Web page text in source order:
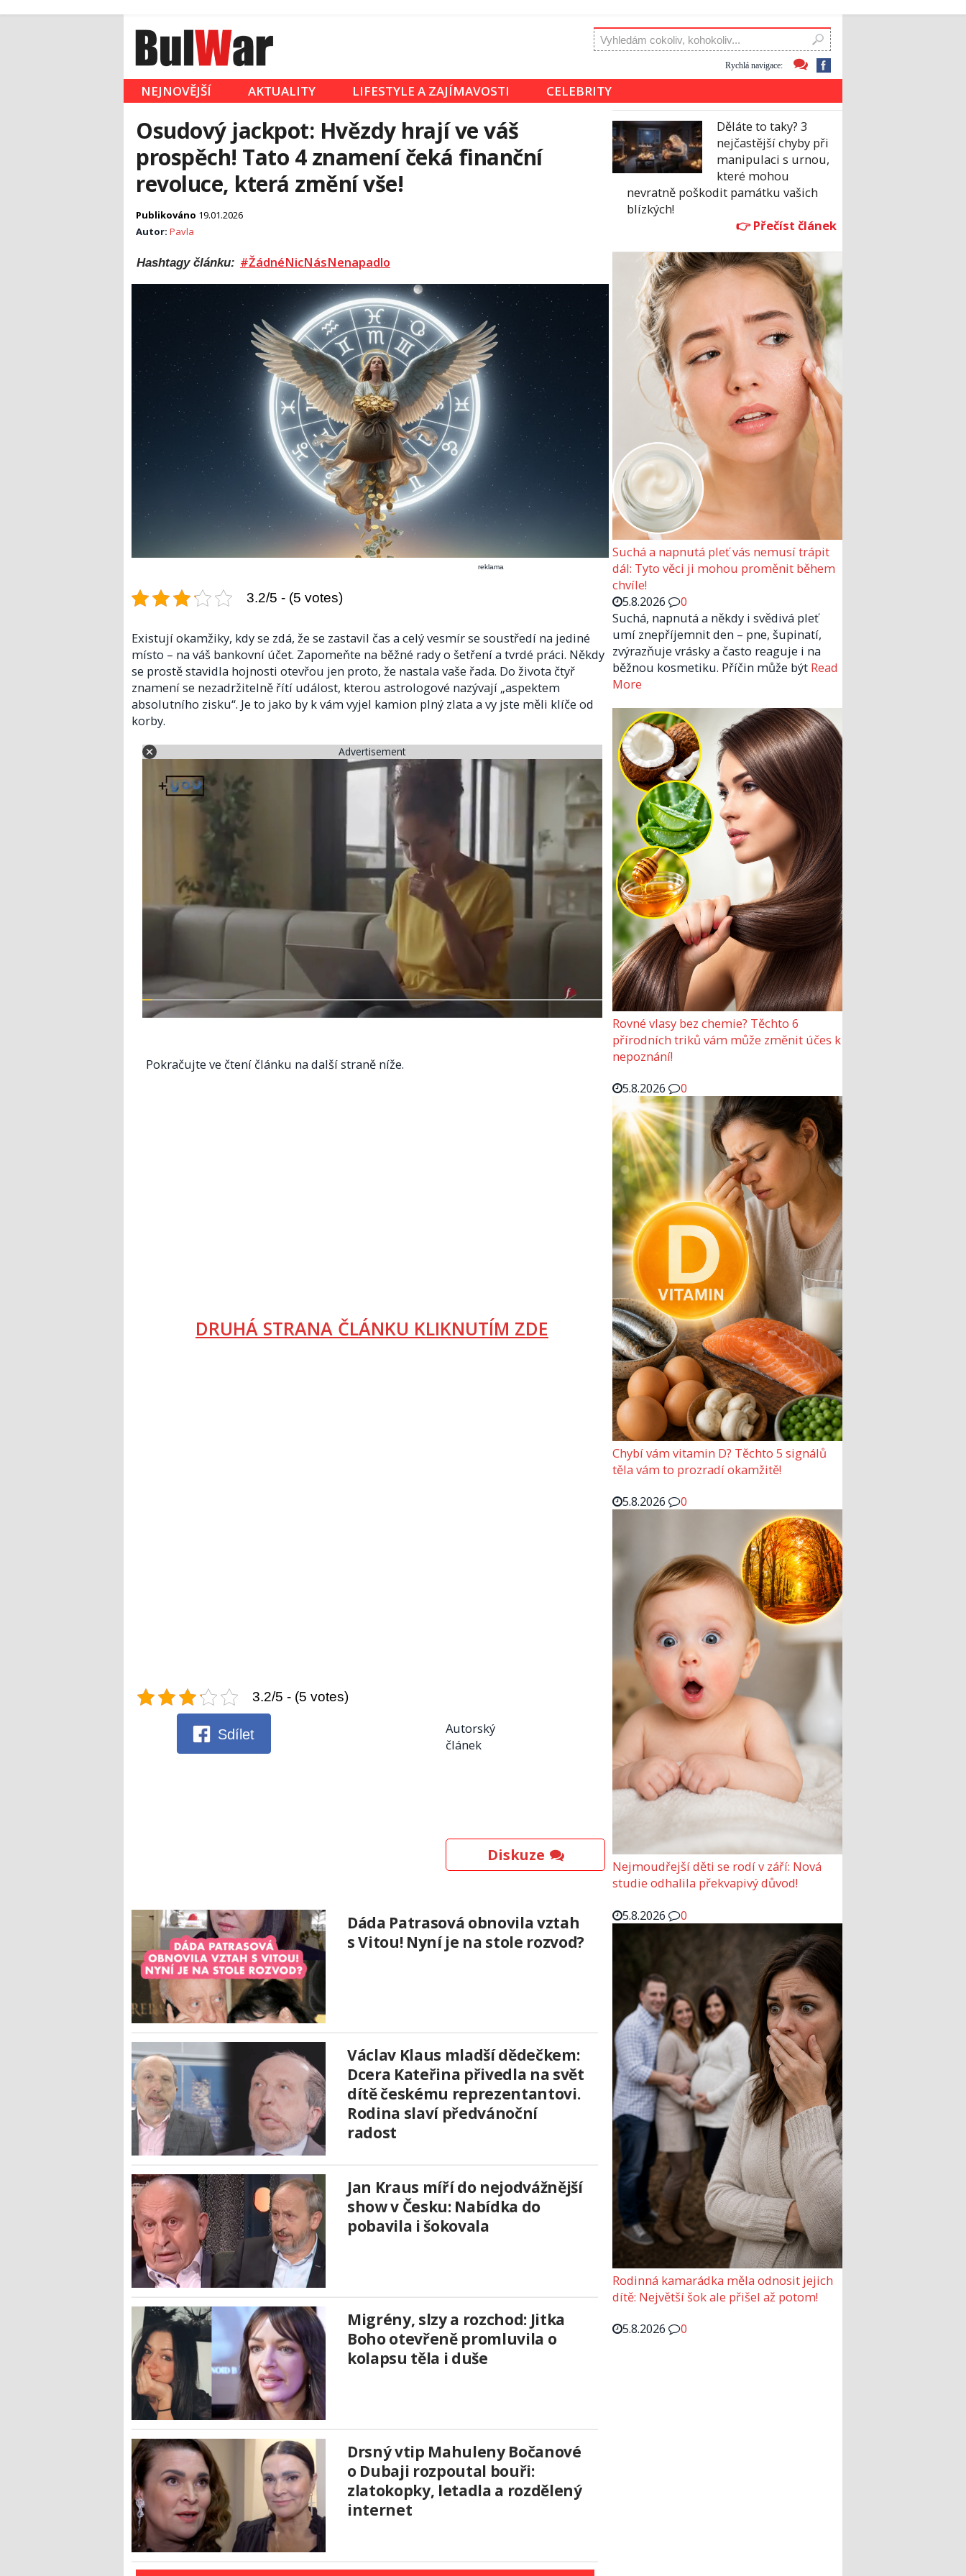
Rychlá navigace:
NEJNOVĚJŠÍ AKTUALITY LIFESTYLE A ZAJÍMAVOSTI CELEBRITY
Osudový jackpot: Hvězdy hrají ve váš
prospěch! Tato 4 znamení čeká finanční
revoluce, která změní vše!
Publikováno 19.01.2026
Autor: Pavla
Hashtagy článku: #ŽádnéNicNásNenapadlo
reklama
3.2/5 - (5 votes)
Existují okamžiky, kdy se zdá, že se zastavil čas a celý vesmír se soustředí na jediné
místo – na váš bankovní účet. Zapomeňte na běžné rady o šetření a tvrdé práci. Někdy
se prostě stavidla hojnosti otevřou jen proto, že nastala vaše řada. Do života čtyř
znamení se nezadržitelně řítí událost, kterou astrologové nazývají „aspektem
absolutního zisku“. Je to jako by k vám vyjel kamion plný zlata a vy jste měli klíče od
korby.
Advertisement
Pokračujte ve čtení článku na další straně níže.
DRUHÁ STRANA ČLÁNKU KLIKNUTÍM ZDE
3.2/5 - (5 votes)
Sdílet
Autorský
článek
Diskuze
Dáda Patrasová obnovila vztah
s Vitou! Nyní je na stole rozvod?
Václav Klaus mladší dědečkem:
Dcera Kateřina přivedla na svět
dítě českému reprezentantovi.
Rodina slaví předvánoční
radost
Jan Kraus míří do nejodvážnější
show v Česku: Nabídka do
pobavila i šokovala
Migrény, slzy a rozchod: Jitka
Boho otevřeně promluvila o
kolapsu těla i duše
Drsný vtip Mahuleny Bočanové
o Dubaji rozpoutal bouři:
zlatokopky, letadla a rozdělený
internet
Děláte to taky? 3
nejčastější chyby při
manipulaci s urnou,
které mohou
nevratně poškodit památku vašich
blízkých!
Suchá a napnutá pleť vás nemusí trápit
dál: Tyto věci ji mohou proměnit během
chvíle!
5.8.2026
0
Suchá, napnutá a někdy i svědivá pleť
umí znepříjemnit den – pne, šupinatí,
zvýrazňuje vrásky a často reaguje i na
běžnou kosmetiku. Příčin může být Read
More
Rovné vlasy bez chemie? Těchto 6
přírodních triků vám může změnit účes k
nepoznání!
5.8.2026
0
Chybí vám vitamin D? Těchto 5 signálů
těla vám to prozradí okamžitě!
5.8.2026
0
Nejmoudřejší děti se rodí v září: Nová
studie odhalila překvapivý důvod!
5.8.2026
0
Rodinná kamarádka měla odnosit jejich
dítě: Největší šok ale přišel až potom!
5.8.2026
0